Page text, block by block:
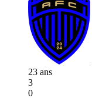
23 ans
3
0